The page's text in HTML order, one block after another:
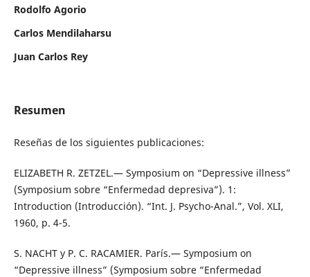
Rodolfo Agorio
Carlos Mendilaharsu
Juan Carlos Rey
Resumen
Reseñas de los siguientes publicaciones:
ELIZABETH R. ZETZEL.— Symposium on “Depressive illness”
(Symposium sobre “Enfermedad depresiva”). 1:
Introduction (Introducción). “Int. J. Psycho-Anal.”, Vol. XLI,
1960, p. 4-5.
S. NACHT y P. C. RACAMIER. París.— Symposium on
“Depressive illness” (Symposium sobre “Enfermedad